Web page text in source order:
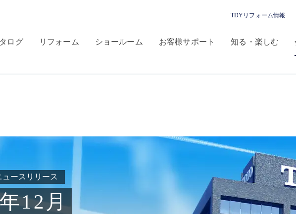
ログ リフォーム ショールーム お客様サポート 知る・楽しむ
TDYリフォーム情報
ュースリリース
12月